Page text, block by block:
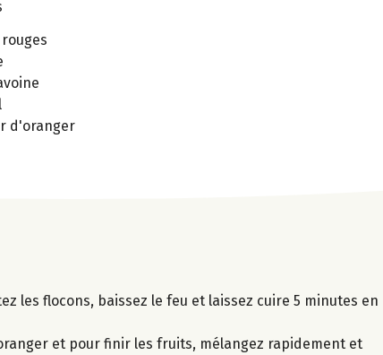
d'oranger
les flocons, baissez le feu et laissez cuire 5 minutes en
et pour finir les fruits, mélangez rapidement et